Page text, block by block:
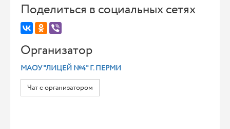
Поделиться в социальных сетях
Организатор
МАОУ "ЛИЦЕЙ №4" Г. ПЕРМИ
Чат с организатором